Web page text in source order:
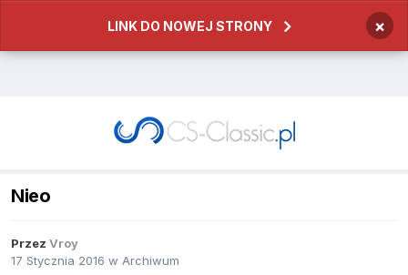
LINK DO NOWEJ STRONY ×
Nieo
Przez Vroy
17 Stycznia 2016 w Archiwum